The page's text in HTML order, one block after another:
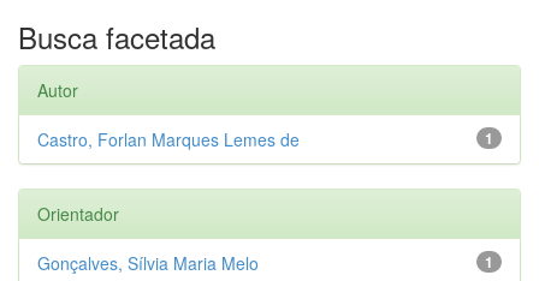
Busca facetada
Autor
1
Castro, Forlan Marques Lemes de
Orientador
1
Gonçalves, Sílvia Maria Melo